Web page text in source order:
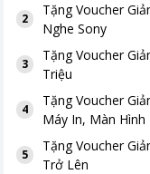
2
TặngVoucher
Nghe Sony
3
TặngVoucher
Triệu
4
TặngVoucher
Máy In, Màn Hình
5
TặngVoucher
Trở Lên